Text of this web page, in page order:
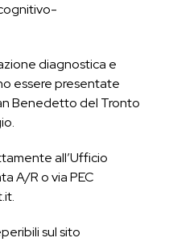
diagnostica e
essere presentate
Benedetto del Tronto
all’Ufficio
A/R o via PEC
sul sito